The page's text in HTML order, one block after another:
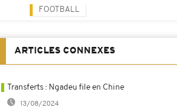
FOOTBALL
ARTICLES CONNEXES
Transferts : Ngadeu file en Chine
13/08/2024